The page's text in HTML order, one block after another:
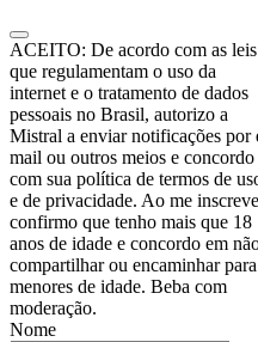
ACEITO: De acordo com as leis
que regulamentam o uso da
internet e o tratamento de dados
pessoais no Brasil, autorizo a
Mistral a enviar notificações por
mail ou outros meios e concordo
com sua política de termos de
e de privacidade. Ao me
confirmo que tenho mais que 18
anos de idade e concordo em
compartilhar ou encaminhar para
menores de idade. Beba com
moderação.
Nome